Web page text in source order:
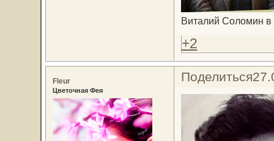
Виталий Соломин
+2
Поделиться
Fleur
Цветочная Фея